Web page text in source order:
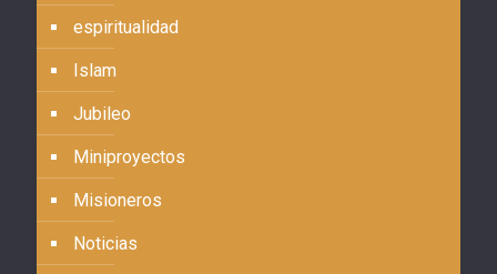
espiritualidad
Islam
Jubileo
Miniproyectos
Misioneros
Noticias